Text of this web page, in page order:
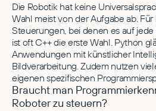
Die Robotik hat keine
Wahl meist von der Aufgabe ab.
Steuerungen, bei denen es auf
ist oft C++ die erste Wahl. Python
Anwendungen mit künstlicher
Bildverarbeitung. Zudem nutzen
eigenen spezifischen
Braucht man
Roboter zu steuern?